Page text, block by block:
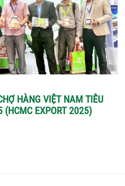
HÀNG VIỆT NAM TIÊU
(HCMC EXPORT 2025)